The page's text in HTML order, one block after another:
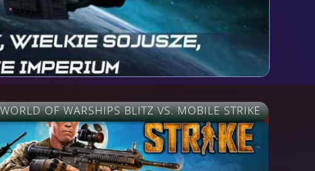
WORLD OF WARSHIPS BLITZ VS. MOBILE STRIKE